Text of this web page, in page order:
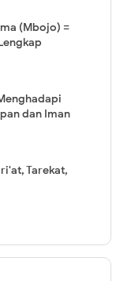
(Mbojo) =
dan Iman
Tarekat,